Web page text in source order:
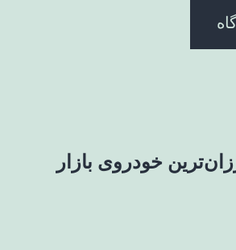
خودروی بازار